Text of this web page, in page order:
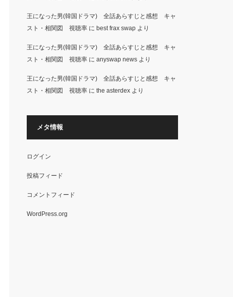
王になった男(韓国ドラマ) 全話あらすじと感想 キャ
スト・相関図 視聴率に best frax swapより
王になった男(韓国ドラマ) 全話あらすじと感想 キャ
スト・相関図 視聴率に anyswap newsより
王になった男(韓国ドラマ) 全話あらすじと感想 キャ
スト・相関図 視聴率に the asterdexより
メタ情報
ログイン
投稿フィード
コメントフィード
WordPress.org